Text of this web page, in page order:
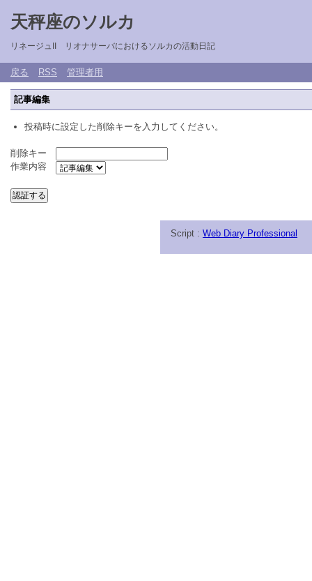
天秤座のソルカ
リネージュII リオナサーバにおけるソルカの活動日記
戻る RSS 管理者用
記事編集
投稿時に設定した削除キーを入力してください。
削除キー
作業内容
Script : Web Diary Professional